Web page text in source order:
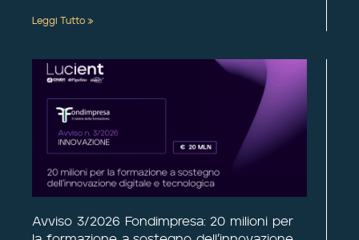
Leggi Tutto »
Avviso 3/2026 Fondimpresa: 20 milioni per